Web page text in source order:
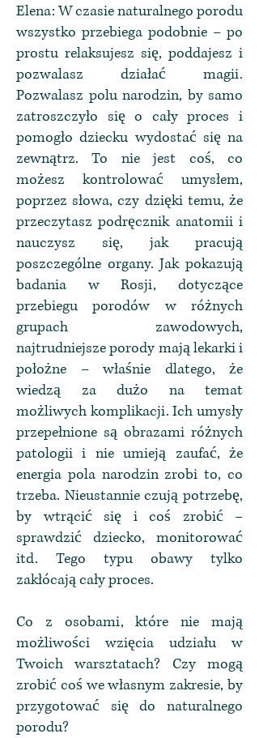
Elena: W czasie naturalnego porodu
wszystko przebiega podobnie – po
prostu relaksujesz się, poddajesz i
pozwalasz działać magii.
Pozwalasz polu narodzin, by samo
zatroszczyło się o cały proces i
pomogło dziecku wydostać się na
zewnątrz. To nie jest coś, co
możesz kontrolować umysłem,
poprzez słowa, czy dzięki temu, że
przeczytasz podręcznik anatomii i
nauczysz się, jak pracują
poszczególne organy. Jak pokazują
badania w Rosji, dotyczące
przebiegu porodów w różnych
grupach zawodowych,
najtrudniejsze porody mają lekarki i
położne – właśnie dlatego, że
wiedzą za dużo na temat
możliwych komplikacji. Ich umysły
przepełnione są obrazami różnych
patologii i nie umieją zaufać, że
energia pola narodzin zrobi to, co
trzeba. Nieustannie czują potrzebę,
by wtrącić się i coś zrobić –
sprawdzić dziecko, monitorować
itd. Tego typu obawy tylko
zakłócają cały proces.
Co z osobami, które nie mają
możliwości wzięcia udziału w
Twoich warsztatach? Czy mogą
zrobić coś we własnym zakresie, by
przygotować się do naturalnego
porodu?